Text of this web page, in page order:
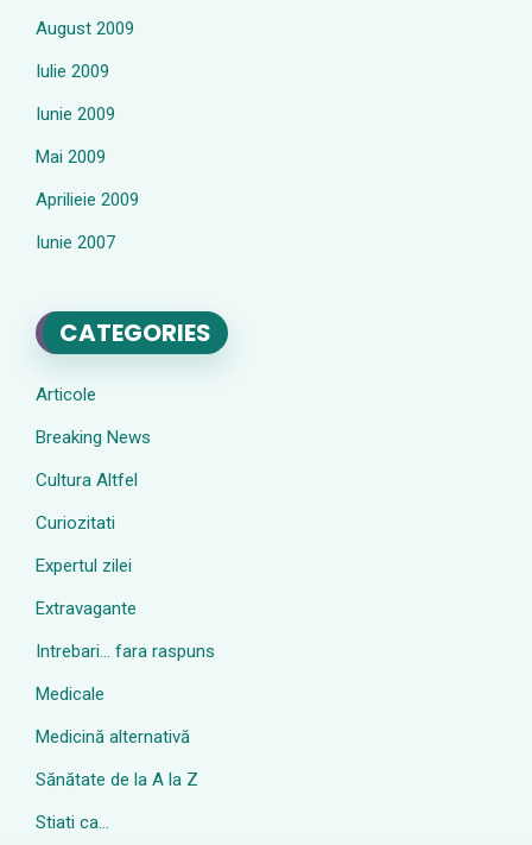
August 2009
Iulie 2009
Iunie 2009
Mai 2009
Aprilieie 2009
Iunie 2007
CATEGORIES
Articole
Breaking News
Cultura Altfel
Curiozitati
Expertul zilei
Extravagante
Intrebari… fara raspuns
Medicale
Medicină alternativă
Sănătate de la A la Z
Stiati ca…